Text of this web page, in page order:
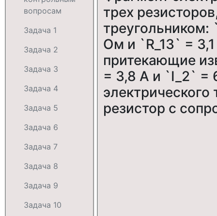
трех
треугольником:
Ом и `R_13` =
притекающие
= 3,8 А и `I_2` =
резистор с
вопросам
Задача 1
Задача 2
Задача 3
Задача 4
Задача 5
Задача 6
Задача 7
Задача 8
Задача 9
Задача 10